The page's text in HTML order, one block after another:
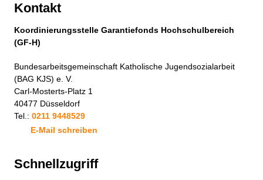
Kontakt
Koordinierungsstelle Garantiefonds Hochschulbereich
(GF-H)
Bundesarbeitsgemeinschaft Katholische Jugendsozialarbeit
(BAG KJS) e. V.
Carl-Mosterts-Platz 1
40477 Düsseldorf
Tel.: 0211 9448529
E-Mail schreiben
Schnellzugriff